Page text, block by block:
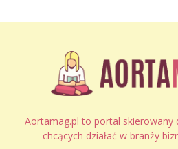
Aortamag.pl to portal skierowany
chcących działać w branży